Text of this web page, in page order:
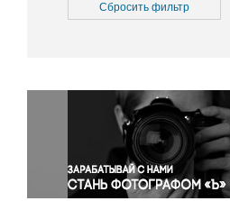
Медицина
Окружающая среда
Политика
Правосудие
Происшествия и конфликты
Религия
Сбросить фильтр